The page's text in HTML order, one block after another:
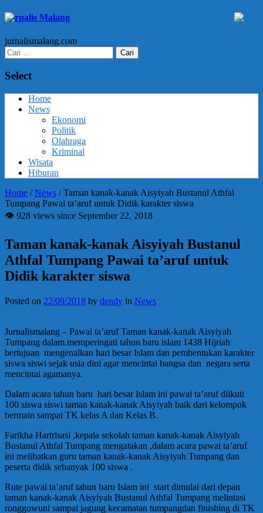
Jurnalis Malang
jurnalismalang.com
Cari
untuk:
Select
Home
News
Ekonomi
Politik
Olahraga
Kriminal
Wisata
Hiburan
Home /News /Taman kanak-kanak Aisyiyah Bustanul Athfal
Tumpang Pawai ta’aruf untuk Didik karakter siswa
👁 928 views since September 22, 2018
Taman kanak-kanak Aisyiyah Bustanul
Athfal Tumpang Pawai ta’aruf untuk
Didik karakter siswa
Posted on 22/09/2018 by dendy in News
Jurnalismalang – Pawai ta’aruf Taman kanak-kanak Aisyiyah
Tumpang dalam.memperingati tahun baru islam 1438 Hijriah
bertujuan mengenalkan hari besar Islam dan pembentukan karakter
siswa siswi sejak usia dini agar mencintai bangsa dan negara serta
mencintai agamanya.
Dalam acara tahun baru hari besar Islam ini pawai ta’aruf diikuti
100 siswa siswi taman kanak-kanak Aisyiyah baik dari kelompok
bermain sampai TK kelas A dan Kelas B.
Farikha Hartrisasi ,kepala sekolah taman kanak-kanak Aisyiyah
Bustanul Athfal Tumpang mengatakan ,dalam acara pawai ta’aruf
ini melibatkan guru taman kanak-kanak Aisyiyah Tumpang dan
peserta didik sebanyak 100 siswa .
Rute pawai ta’aruf tahun baru Islam ini start dimulai dari depan
taman kanak-kanak Aisyiyah Bustanul Athfal Tumpang melintasi
ronggowuni sampai jagung kecamatan tumpangdan finishing di TK